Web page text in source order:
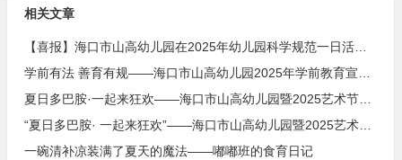
相关文章
【喜报】海口市山高幼儿园在2025年幼儿园科学规范一日活动课程评比活动中荣获佳绩
夏日多巴胺·一起来狂欢——海口市山高幼儿园暨2025艺术节庆“六一”文艺汇演小班组专场
“夏日多巴胺· 一起来狂欢”——海口市山高幼儿园暨2025艺术节庆“六·一”文艺汇演中班组专场
一碗清补凉装满了夏天的魔法——嘟嘟班的食育日记